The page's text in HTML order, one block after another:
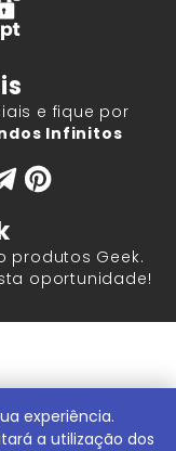
e fique por
Infinitos
produtos Geek.
oportunidade!
Store |ContentStuff
0001-60.
experiência.
a utilização dos